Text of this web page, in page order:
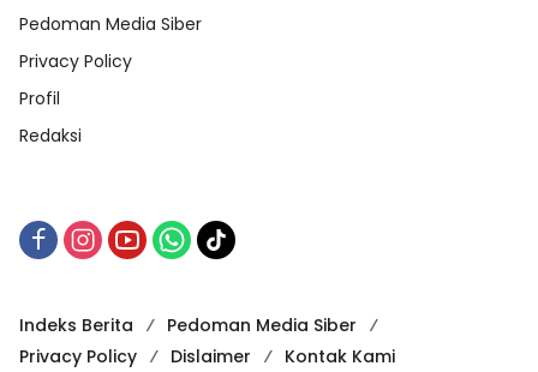
Pedoman Media Siber
Privacy Policy
Profil
Redaksi
Indeks Berita
Pedoman Media Siber
Privacy Policy
Dislaimer Kontak Kami